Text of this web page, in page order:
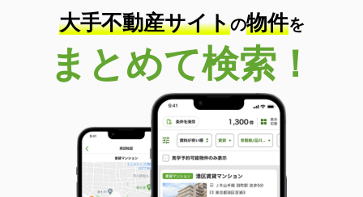
大手不動産サイトの物件を
まとめて検索！